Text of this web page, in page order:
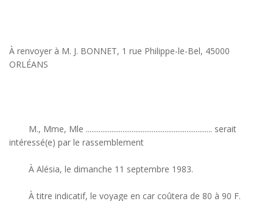
À renvoyer à M. J. BONNET, 1 rue Philippe-le-Bel, 45000
ORLÉANS
M., Mme, Mle ..................................................................... serait
intéressé(e) par le rassemblement
À Alésia, le dimanche 11 septembre 1983.
À titre indicatif, le voyage en car coûtera de 80 à 90 F.